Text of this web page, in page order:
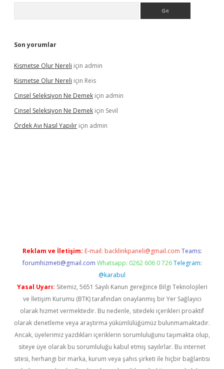
Son yorumlar
Kismetse Olur Nereli için admin
Kismetse Olur Nereli için Reis
Cinsel Seleksiyon Ne Demek için admin
Cinsel Seleksiyon Ne Demek için Sevil
Ördek Avı Nasıl Yapılır için admin
Reklam ve İletişim: E-mail: backlinkpaneli@gmail.com Teams:
forumhizmeti@gmail.com Whatsapp: 0262 606 0 726 Telegram:
@karabul
Yasal Uyarı: Sitemiz, 5651 Sayılı Kanun gereğince Bilgi Teknolojileri
ve İletişim Kurumu (BTK) tarafından onaylanmış bir Yer Sağlayıcı
olarak hizmet vermektedir. Bu nedenle, sitedeki içerikleri proaktif
olarak denetleme veya araştırma yükümlülüğümüz bulunmamaktadır.
Ancak, üyelerimiz yazdıkları içeriklerin sorumluluğunu taşımakta olup,
siteye üye olarak bu sorumluluğu kabul etmiş sayılırlar. Bu internet
sitesi, herhangi bir marka, kurum veya şahıs şirketi ile hiçbir bağlantısı